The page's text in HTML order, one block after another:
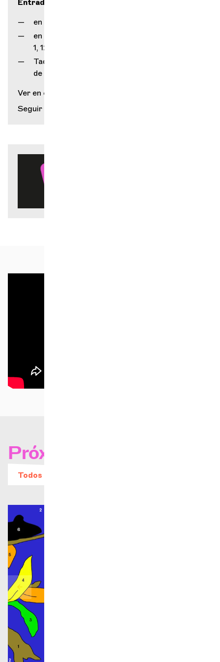
Entradas
en nuestro sitio web
en nuestro mostrador (rue Gourgas
1, 1205 Ginebra)
Taquilla del Service Culturel
de la Ciudad de Ginebra (Grütli)
Ver en el mapa
Seguir leyendo
Próximos conciertos
Todos los eventos